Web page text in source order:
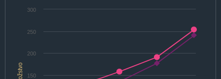
150
200
250
300